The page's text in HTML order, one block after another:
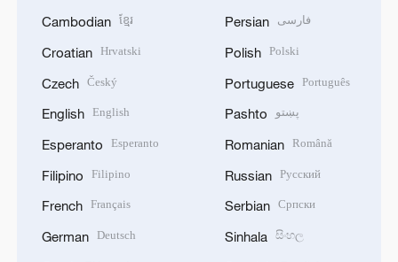
Cambodian ខ្មែរ
Croatian Hrvatski
Czech Český
English English
Esperanto Esperanto
Filipino Filipino
French Français
German Deutsch
Persian فارسی
Polish Polski
Portuguese Português
Pashto پښتو
Romanian Română
Russian Русский
Serbian Српски
Sinhala සිංහල